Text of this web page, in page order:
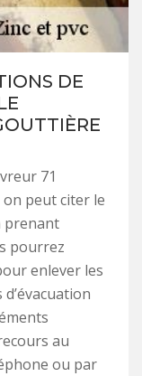
DE
71
on peut citer le
prenant
pourrez
enlever les
au
ou par